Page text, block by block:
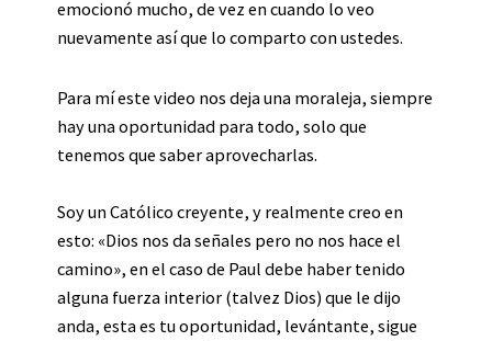
emocionó mucho, de vez en cuando lo veo
nuevamente así que lo comparto con ustedes.
Para mí este video nos deja una moraleja, siempre
hay una oportunidad para todo, solo que
tenemos que saber aprovecharlas.
Soy un Católico creyente, y realmente creo en
esto: «Dios nos da señales pero no nos hace el
camino», en el caso de Paul debe haber tenido
alguna fuerza interior (talvez Dios) que le dijo
anda, esta es tu oportunidad, levántante, sigue